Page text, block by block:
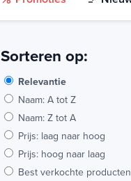
Sorteren op:
Relevantie
Naam: A tot Z
Naam: Z tot A
Prijs: laag naar hoog
Prijs: hoog naar laag
Best verkochte producten